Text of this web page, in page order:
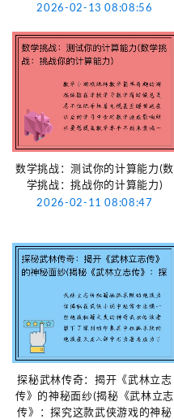
2026-02-13 08:08:56
数学挑战：测试你的计算能力(数
学挑战：挑战你的计算能力)
2026-02-11 08:08:47
探秘武林传奇：揭开《武林立志
传》的神秘面纱(揭秘《武林立志
传》：探究这款武侠游戏的神秘